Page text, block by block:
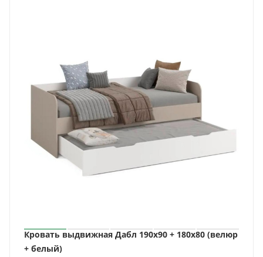
Кровать выдвижная Дабл 190х90 + 180х80 (велюр
+ белый)